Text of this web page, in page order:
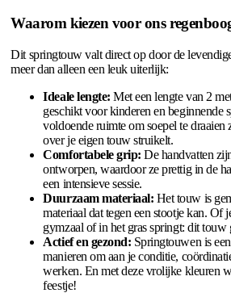
Waarom kiezen voor ons
Dit springtouw valt direct op door de
meer dan alleen een leuk uiterlijk:
Ideale lengte: Met een lengte van 2
geschikt voor kinderen en beginnende
voldoende ruimte om soepel te draaien
over je eigen touw struikelt.
Comfortabele grip: De handvatten
ontworpen, waardoor ze prettig in de
een intensieve sessie.
Duurzaam materiaal: Het touw is
materiaal dat tegen een stootje kan. Of
gymzaal of in het gras springt: dit touw
Actief en gezond: Springtouwen is
manieren om aan je conditie,
werken. En met deze vrolijke kleuren
feestje!